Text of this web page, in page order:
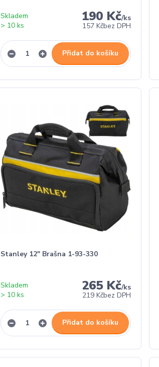
190 Kč/ks
157 Kčbez DPH
Skladem
> 10 ks
Přidat do košíku
Stanley 12" Brašna 1-93-330
265 Kč/ks
219 Kčbez DPH
Skladem
> 10 ks
Přidat do košíku